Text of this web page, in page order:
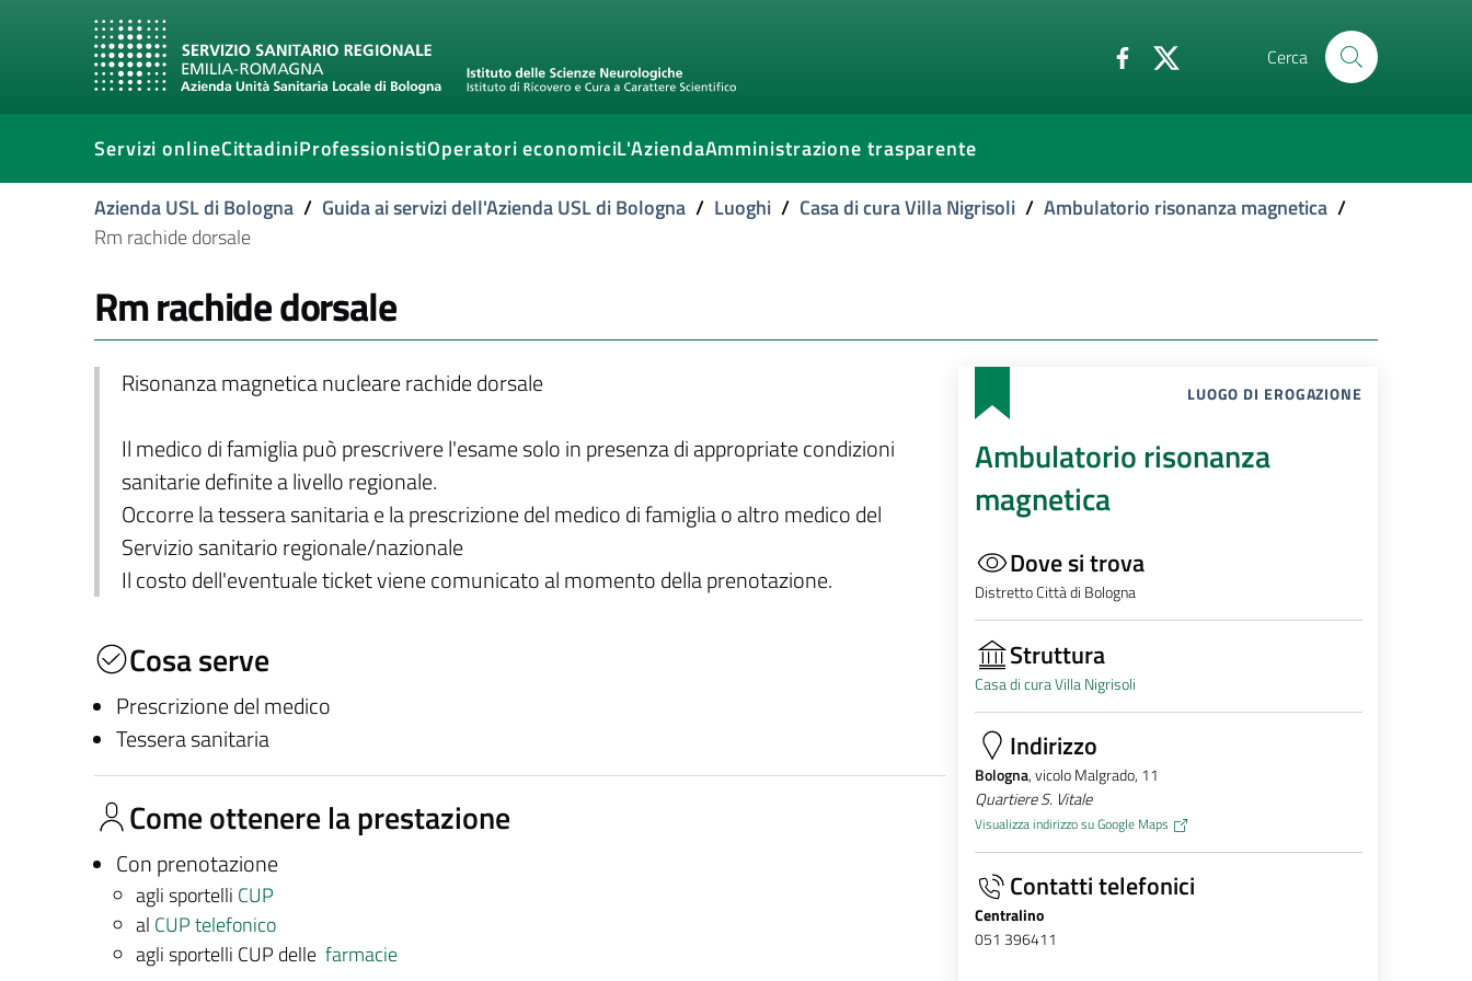
Cerca
Servizi onlineCittadiniProfessionistiOperatori economiciL'AziendaAmministrazione trasparente
Azienda USL di Bologna / Guida ai servizi dell'Azienda USL di Bologna / Luoghi / Casa di cura Villa Nigrisoli / Ambulatorio risonanza magnetica /
Rm rachide dorsale
Rm rachide dorsale
Risonanza magnetica nucleare rachide dorsale
Il medico di famiglia può prescrivere l'esame solo in presenza di appropriate condizioni
sanitarie definite a livello regionale.
Occorre la tessera sanitaria e la prescrizione del medico di famiglia o altro medico del
Servizio sanitario regionale/nazionale
Il costo dell'eventuale ticket viene comunicato al momento della prenotazione.
Cosa serve
Prescrizione del medico
Tessera sanitaria
Come ottenere la prestazione
Con prenotazione
agli sportelli CUP
al CUP telefonico
agli sportelli CUP delle farmacie
LUOGO DI EROGAZIONE
Ambulatorio risonanza
magnetica
Dove si trova
Distretto Città di Bologna
Struttura
Casa di cura Villa Nigrisoli
Indirizzo
Bologna, vicolo Malgrado, 11
Quartiere S. Vitale
Visualizza indirizzo su Google Maps
Contatti telefonici
Centralino
051 396411